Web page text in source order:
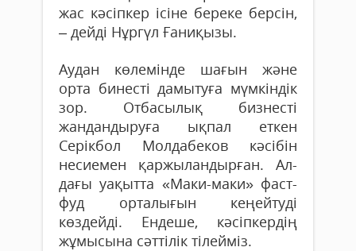
жас кәсіпкер ісіне береке берсін,
– дейді Нұргүл Ғаниқызы.
Аудан көлемінде шағын және
орта бинесті дамытуға мүмкіндік
зор. Отба­сылық бизнесті
жандандыруға ықпал еткен
Серікбол Молдабеков кә­сібін
несиемен қаржыландырған. Ал­
дағы уақытта «Maки-маки» фаст-
фуд орталығын ке­ңейтуді
көздейді. Ендеше, кәсіпкердің
жұмысына сәттілік тілейміз.